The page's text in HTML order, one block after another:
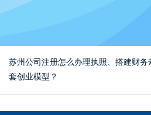
苏州公司注册怎么办理执照、搭建财务
套创业模型？